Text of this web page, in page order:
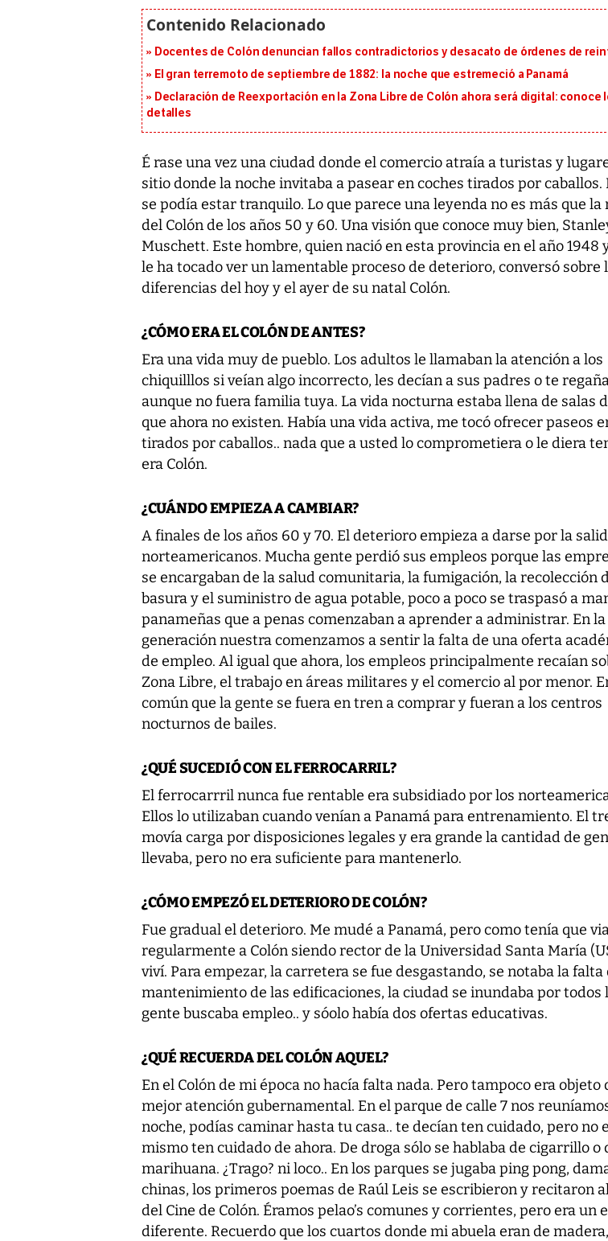
Docentes de Colón denuncian fallos contradictorios y desacato de órdenes de
El gran terremoto de septiembre de 1882: la noche que estremeció a Panamá
Declaración de Reexportación en la Zona Libre de Colón ahora será digital: conoce
detalles
É rase una vez una ciudad donde el comercio atraía a turistas y
sitio donde la noche invitaba a pasear en coches tirados por caballos.
se podía estar tranquilo. Lo que parece una leyenda no es más que
del Colón de los años 50 y 60. Una visión que conoce muy bien,
Muschett. Este hombre, quien nació en esta provincia en el año 1948
le ha tocado ver un lamentable proceso de deterioro, conversó sobre
diferencias del hoy y el ayer de su natal Colón.
¿CÓMO ERA EL COLÓN DE ANTES?
Era una vida muy de pueblo. Los adultos le llamaban la atención a los
chiquilllos si veían algo incorrecto, les decían a sus padres o te
aunque no fuera familia tuya. La vida nocturna estaba llena de salas
que ahora no existen. Había una vida activa, me tocó ofrecer paseos
tirados por caballos.. nada que a usted lo comprometiera o le diera
era Colón.
¿CUÁNDO EMPIEZA A CAMBIAR?
A finales de los años 60 y 70. El deterioro empieza a darse por la
norteamericanos. Mucha gente perdió sus empleos porque las
se encargaban de la salud comunitaria, la fumigación, la recolección
basura y el suministro de agua potable, poco a poco se traspasó a
panameñas que a penas comenzaban a aprender a administrar. En la
generación nuestra comenzamos a sentir la falta de una oferta
de empleo. Al igual que ahora, los empleos principalmente recaían
Zona Libre, el trabajo en áreas militares y el comercio al por menor.
común que la gente se fuera en tren a comprar y fueran a los centros
nocturnos de bailes.
¿QUÉ SUCEDIÓ CON EL FERROCARRIL?
El ferrocarrril nunca fue rentable era subsidiado por los
Ellos lo utilizaban cuando venían a Panamá para entrenamiento. El
movía carga por disposiciones legales y era grande la cantidad de
llevaba, pero no era suficiente para mantenerlo.
¿CÓMO EMPEZÓ EL DETERIORO DE COLÓN?
Fue gradual el deterioro. Me mudé a Panamá, pero como tenía que
regularmente a Colón siendo rector de la Universidad Santa María
viví. Para empezar, la carretera se fue desgastando, se notaba la falta
mantenimiento de las edificaciones, la ciudad se inundaba por todos
gente buscaba empleo.. y sóolo había dos ofertas educativas.
¿QUÉ RECUERDA DEL COLÓN AQUEL?
En el Colón de mi época no hacía falta nada. Pero tampoco era objeto
mejor atención gubernamental. En el parque de calle 7 nos
noche, podías caminar hasta tu casa.. te decían ten cuidado, pero no
mismo ten cuidado de ahora. De droga sólo se hablaba de cigarrillo o
marihuana. ¿Trago? ni loco.. En los parques se jugaba ping pong,
chinas, los primeros poemas de Raúl Leis se escribieron y recitaron
del Cine de Colón. Éramos pelao’s comunes y corrientes, pero era un
diferente. Recuerdo que los cuartos donde mi abuela eran de
Entre recuerdos y escuetas
da Silva, oficializó este
candidatura...